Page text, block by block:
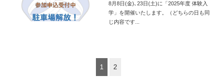
8月8日(金)､23日(土)に「2025年度 体験入
学」を開催いたします。（どちらの日も同
じ内容です...
1 2